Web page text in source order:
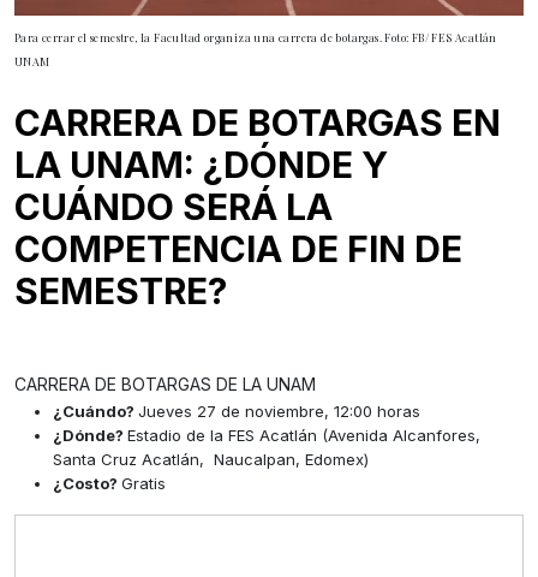
Para cerrar el semestre, la Facultad organiza una carrera de botargas. Foto: FB/ FES Acatlán
UNAM
CARRERA DE BOTARGAS EN
LA UNAM: ¿DÓNDE Y
CUÁNDO SERÁ LA
COMPETENCIA DE FIN DE
SEMESTRE?
CARRERA DE BOTARGAS DE LA UNAM
¿Cuándo? Jueves 27 de noviembre, 12:00 horas
¿Dónde? Estadio de la FES Acatlán (Avenida Alcanfores,
Santa Cruz Acatlán, Naucalpan, Edomex)
¿Costo? Gratis